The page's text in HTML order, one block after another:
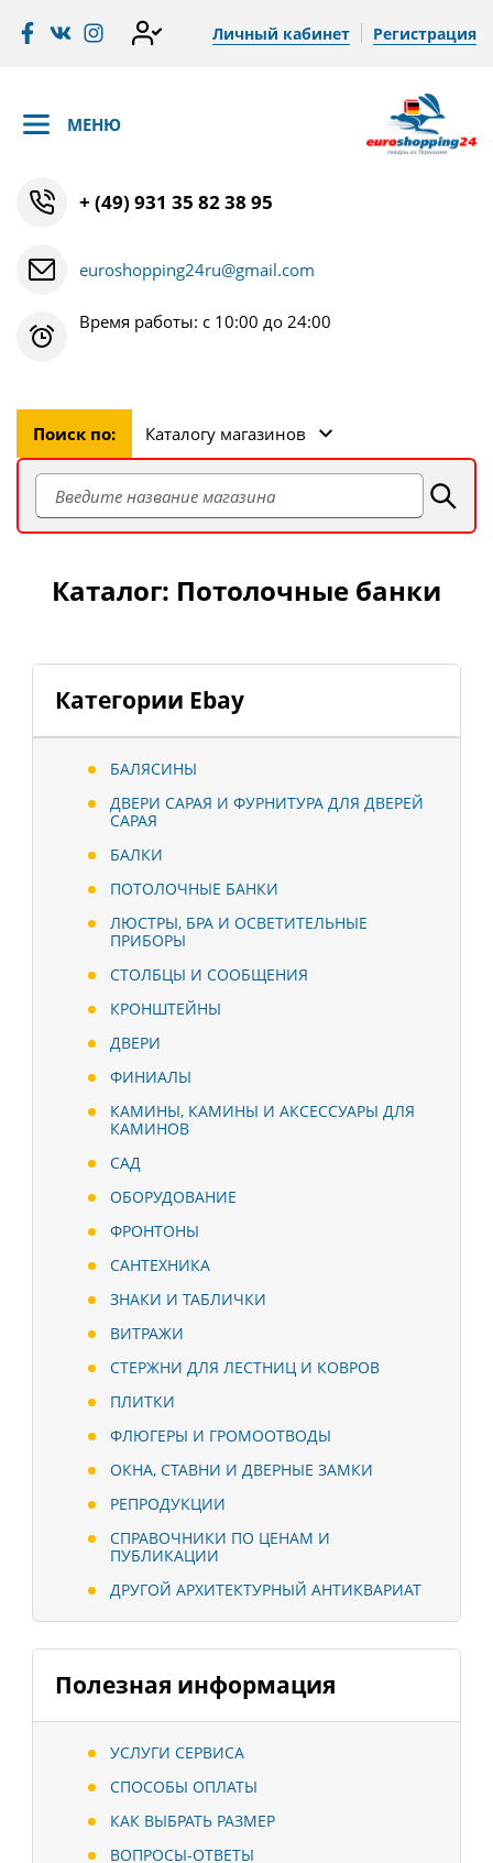
Личный кабинет Регистрация
МЕНЮ
+ (49) 931 35 82 38 95
euroshopping24ru@gmail.com
Время работы: с 10:00 до 24:00
Поиск по: Каталогу магазинов
Категории Ebay
БАЛЯСИНЫ
ДВЕРИ САРАЯ И ФУРНИТУРА ДЛЯ ДВЕРЕЙ
САРАЯ
БАЛКИ
ПОТОЛОЧНЫЕ БАНКИ
ЛЮСТРЫ, БРА И ОСВЕТИТЕЛЬНЫЕ
ПРИБОРЫ
СТОЛБЦЫ И СООБЩЕНИЯ
КРОНШТЕЙНЫ
ДВЕРИ
ФИНИАЛЫ
КАМИНЫ, КАМИНЫ И АКСЕССУАРЫ ДЛЯ
КАМИНОВ
САД
ОБОРУДОВАНИЕ
ФРОНТОНЫ
САНТЕХНИКА
ЗНАКИ И ТАБЛИЧКИ
ВИТРАЖИ
СТЕРЖНИ ДЛЯ ЛЕСТНИЦ И КОВРОВ
ПЛИТКИ
ФЛЮГЕРЫ И ГРОМООТВОДЫ
ОКНА, СТАВНИ И ДВЕРНЫЕ ЗАМКИ
РЕПРОДУКЦИИ
СПРАВОЧНИКИ ПО ЦЕНАМ И
ПУБЛИКАЦИИ
ДРУГОЙ АРХИТЕКТУРНЫЙ АНТИКВАРИАТ
Полезная информация
УСЛУГИ СЕРВИСА
СПОСОБЫ ОПЛАТЫ
КАК ВЫБРАТЬ РАЗМЕР
ВОПРОСЫ-ОТВЕТЫ
Каталог: Потолочные банки